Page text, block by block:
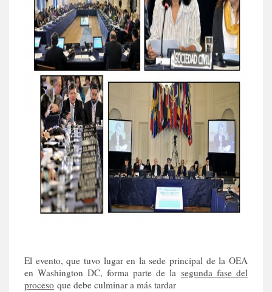
El evento, que tuvo lugar en la sede principal de la OEA
en Washington DC, forma parte de la segunda fase del
proceso que debe culminar a más tardar